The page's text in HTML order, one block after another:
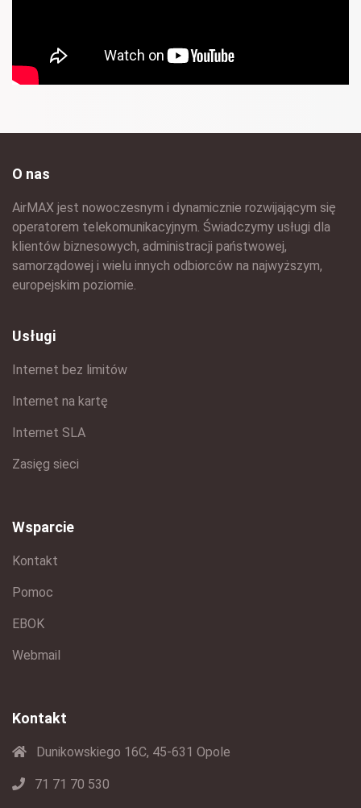
O nas
AirMAX jest nowoczesnym i dynamicznie rozwijającym się
operatorem telekomunikacyjnym. Świadczymy usługi dla
klientów biznesowych, administracji państwowej,
samorządowej i wielu innych odbiorców na najwyższym,
europejskim poziomie.
Usługi
Internet bez limitów
Internet na kartę
Internet SLA
Zasięg sieci
Wsparcie
Kontakt
Pomoc
EBOK
Webmail
Kontakt
Dunikowskiego 16C, 45-631 Opole
71 71 70 530